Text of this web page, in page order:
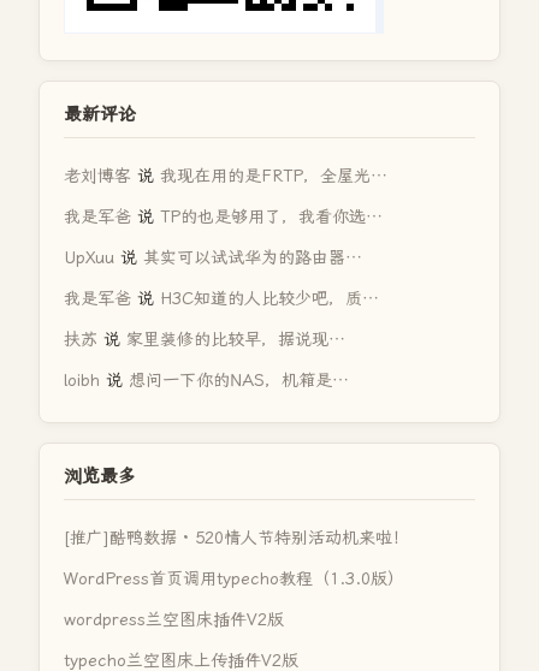
最新评论
老刘博客 说 我现在用的是FRTP，全屋光…
我是军爸 说 TP的也是够用了，我看你选…
UpXuu 说 其实可以试试华为的路由器…
我是军爸 说 H3C知道的人比较少吧，质…
扶苏 说 家里装修的比较早，据说现…
loibh 说 想问一下你的NAS，机箱是…
浏览最多
[推广]酷鸭数据 · 520情人节特别活动机来啦！
WordPress首页调用typecho教程（1.3.0版）
wordpress兰空图床插件V2版
typecho兰空图床上传插件V2版